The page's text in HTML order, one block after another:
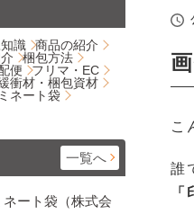
サイズ
クリックポ
ゆうパケッ
飛脚メール
われもの用
水濡れ防止
生産性向上
識
商品の紹介
梱包方法
便
フリマ・EC
衝材・梱包資材
ネート袋
一覧へ
ネート袋（株式会
こ
誰